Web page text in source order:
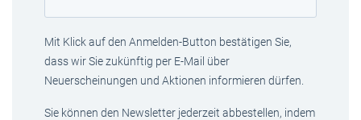
Mit Klick auf den Anmelden-Button bestätigen Sie,
dass wir Sie zukünftig per E-Mail über
Neuerscheinungen und Aktionen informieren dürfen.
Sie können den Newsletter jederzeit abbestellen, indem